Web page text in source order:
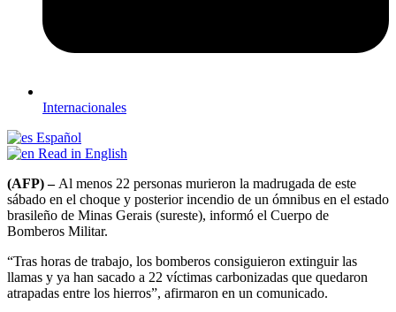
Internacionales
Español
Read in English
(AFP) – Al menos 22 personas murieron la madrugada de este
sábado en el choque y posterior incendio de un ómnibus en el estado
brasileño de Minas Gerais (sureste), informó el Cuerpo de
Bomberos Militar.
“Tras horas de trabajo, los bomberos consiguieron extinguir las
llamas y ya han sacado a 22 víctimas carbonizadas que quedaron
atrapadas entre los hierros”, afirmaron en un comunicado.